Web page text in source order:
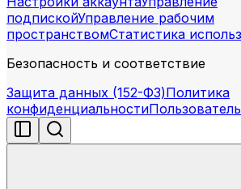
подпискойУправление рабочим
пространствомСтатистика
Безопасность и соответствие
Защита данных (152-ФЗ)Политика
конфиденциальности